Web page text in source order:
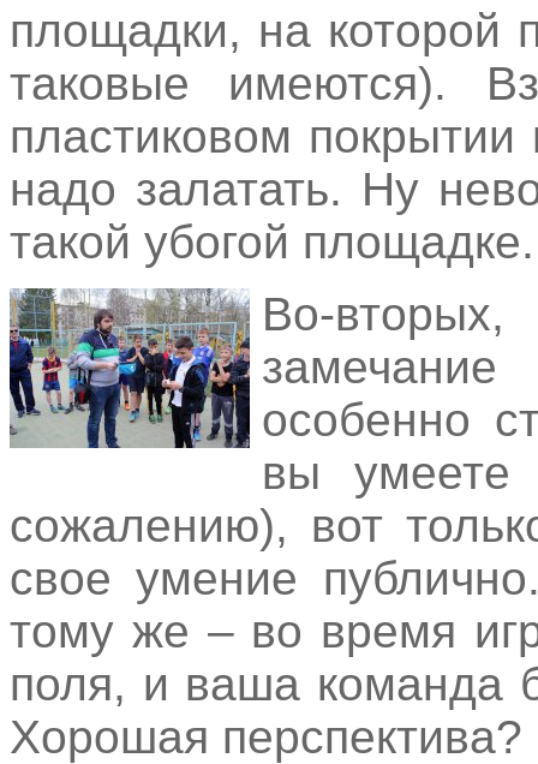
площадки, на которой
таковые имеются).
пластиковом
надо залатать. Ну
такой убогой площадке.
Во-
замечание
особенно
вы умеете
сожалению), вот
свое умение
тому же – во время
поля, и ваша команда
Хорошая перспектива?